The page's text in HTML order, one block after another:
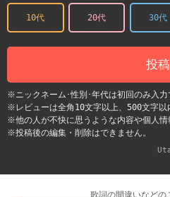
10代 20代 30代
投稿
※ニックネーム･性別･年代は初回のみ入力
※レビューは全角10文字以上、500文字以
※他の人が不快に思うような内容や個人情
※投稿後の編集・削除はできません。
歌詞の間違いなどの